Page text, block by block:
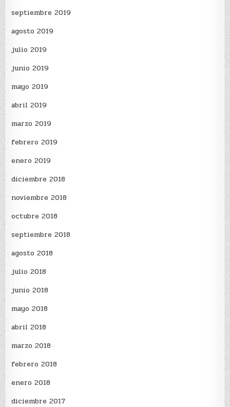
septiembre 2019
agosto 2019
julio 2019
junio 2019
mayo 2019
abril 2019
marzo 2019
febrero 2019
enero 2019
diciembre 2018
noviembre 2018
octubre 2018
septiembre 2018
agosto 2018
julio 2018
junio 2018
mayo 2018
abril 2018
marzo 2018
febrero 2018
enero 2018
diciembre 2017